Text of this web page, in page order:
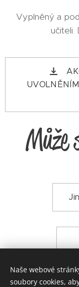
Vyplněný a
učiteli.
Naše webové
soubory cookies,